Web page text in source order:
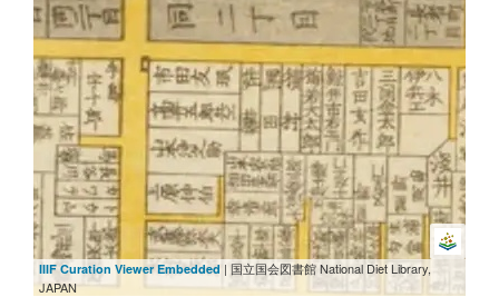
IIIF Curation Viewer Embedded | 国立国会図書館 National Diet Library,
JAPAN